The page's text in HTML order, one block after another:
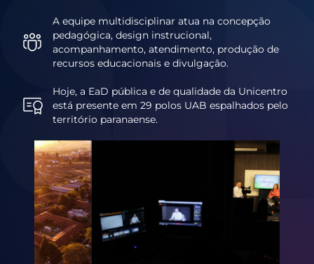
A equipe multidisciplinar atua na concepção
pedagógica, design instrucional,
acompanhamento, atendimento, produção de
recursos educacionais e divulgação.
Hoje, a EaD pública e de qualidade da Unicentro
está presente em 29 polos UAB espalhados pelo
território paranaense.